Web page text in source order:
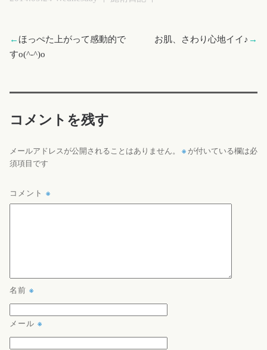
←ほっぺた上がって感動的で
すo(^-^)o
お肌、さわり心地イイ♪ →
コメントを残す
メールアドレスが公開されることはありません。 ※ が付いている欄は必
須項目です
コメント ※
名前 ※
メール ※